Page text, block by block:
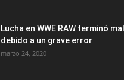
Lucha en WWE RAW terminó mal
debido a un grave error
marzo 24, 2020